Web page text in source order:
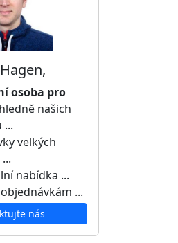
osoba pro
našich
velkých
nabídka ...
...
nás